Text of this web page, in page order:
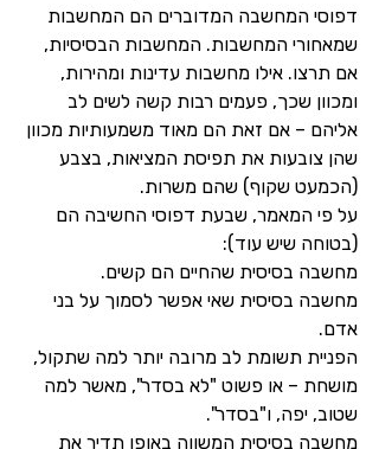
דפוסי המחשבה המדוברים הם המחשבות
שמאחורי המחשבות. המחשבות הבסיסיות,
אם תרצו. אילו מחשבות עדינות ומהירות,
ומכוון שכך, פעמים רבות קשה לשים לב
אליהם – אם זאת הם מאוד משמעותיות מכוון
שהן צובעות את תפיסת המציאות, בצבע
(הכמעט שקוף) שהם משרות.
על פי המאמר, שבעת דפוסי החשיבה הם
(בטוחה שיש עוד):
מחשבה בסיסית שהחיים הם קשים.
מחשבה בסיסית שאי אפשר לסמוך על בני
אדם.
הפניית תשומת לב מרובה יותר למה שתקול,
מושחת – או פשוט "לא בסדר", מאשר למה
שטוב, יפה, ו"בסדר".
מחשבה בסיסית המשווה באופן תדיר את